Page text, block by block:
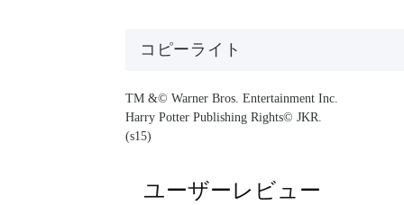
コピーライト
TM &© Warner Bros. Entertainment Inc.
Harry Potter Publishing Rights© JKR.
(s15)
ユーザーレビュー